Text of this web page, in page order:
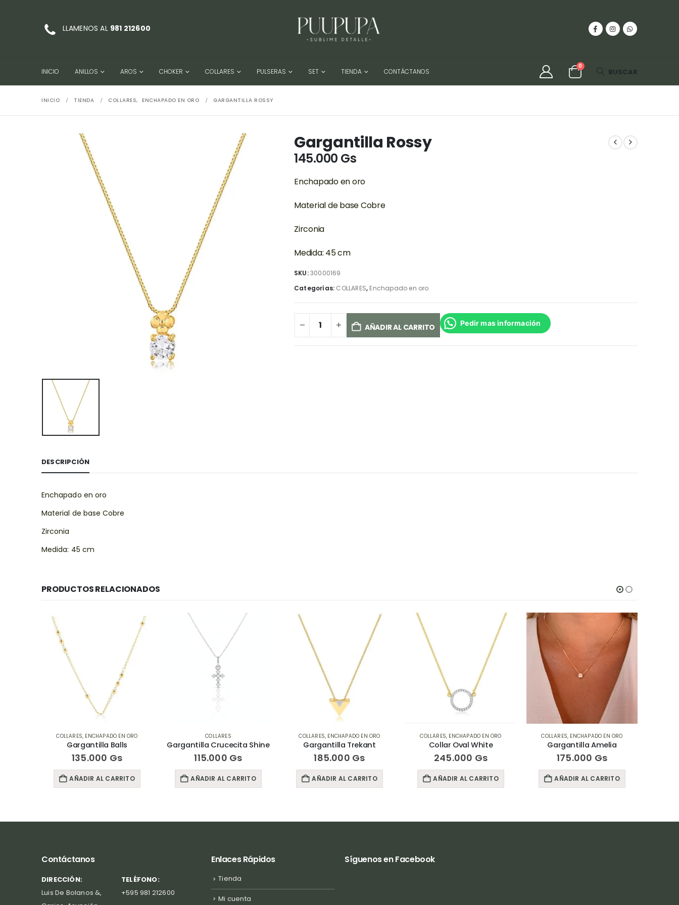
LLAMENOS AL 981 212600
INICIO ANILLOS AROS CHOKER COLLARES PULSERAS SET TIENDA CONTÁCTANOS
0
BUSCAR
INICIO TIENDA COLLARES, ENCHAPADO EN ORO GARGANTILLA ROSSY
Gargantilla Rossy
145.000 Gs
Enchapado en oro
Material de base Cobre
Zirconia
Medida: 45 cm
SKU:30000169
Categorías: COLLARES, Enchapado en oro
AÑADIR AL CARRITO Pedir mas información
DESCRIPCIÓN
Enchapado en oro
Material de base Cobre
Zirconia
Medida: 45 cm
PRODUCTOS RELACIONADOS
COLLARES
Gargantilla Crucecita Shine
115.000 Gs
AÑADIR AL CARRITO
,ENCHAPADO EN ORO
Gargantilla Trekant
185.000Gs
AÑADIR AL CARRITO
COLLARES ,ENCHAPADO EN ORO
Collar Oval White
245.000Gs
AÑADIR AL CARRITO
COLLARES ,ENCHAPADO EN ORO
Gargantilla Amelia
175.000 Gs
AÑADIR AL CARRITO
COLLARES ,ENCHAPADO EN ORO
Gargantilla Jesus
215.000Gs
AÑADIR AL CARRITO
Contáctanos
DIRECCIÓN:
Luis De Bolanos &,
TELÉFONO:
+595 981 212600
Enlaces Rápidos
Tienda
Mi cuenta
Síguenos en Facebook